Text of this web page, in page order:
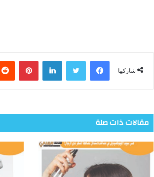
شاركها
فيسبوك تويتر لينكدإن
مقالات ذات صلة